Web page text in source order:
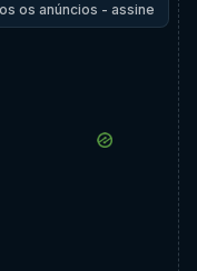
os anúncios - assine